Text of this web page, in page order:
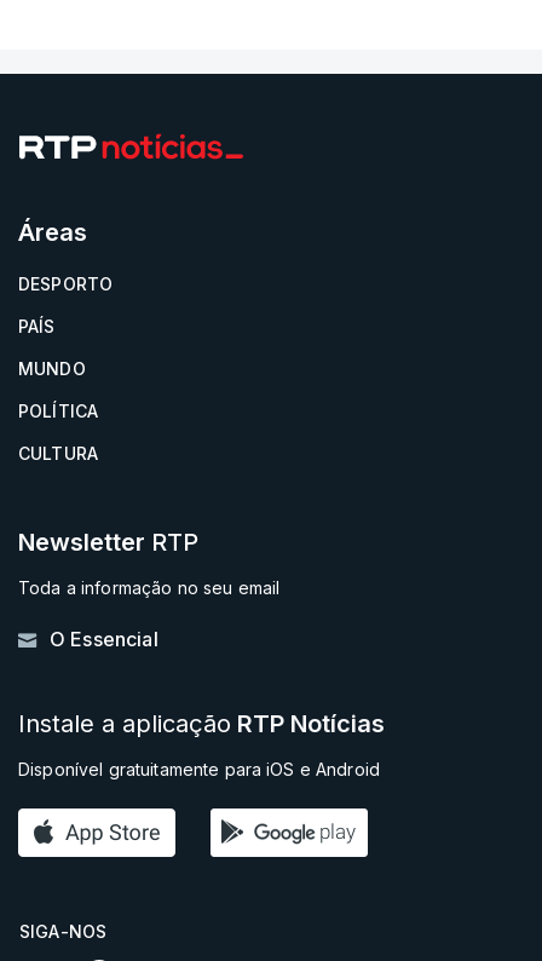
Áreas
DESPORTO
PAÍS
MUNDO
POLÍTICA
CULTURA
Newsletter RTP
Toda a informação no seu email
O Essencial
Instale a aplicação RTP Notícias
Disponível gratuitamente para iOS e Android
SIGA-NOS